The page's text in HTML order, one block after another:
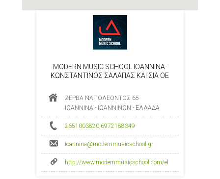
MODERN MUSIC SCHOOL IOANNINA-
ΚΩΝΣΤΑΝΤΙΝΟΣ ΣΑΛΑΠΑΣ ΚΑΙ ΣΙΑ ΟΕ
ΖΕΡΒΑ ΝΑΠΟΛΕΟΝΤΟΣ 65
ΙΩΑΝΝΙΝΑ - ΙΩΑΝΝΙΝΩΝ - ΕΛΛΑΔΑ
2651003820,6972188349
ioannina@modernmusicschool.gr
http://www.modernmusicschool.com/el